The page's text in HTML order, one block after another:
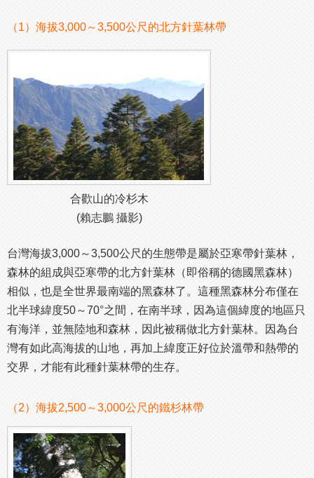
（1）海拔3,000～3,500公尺的北方針葉林帶
合歡山的冷杉木
(賴志鵬 攝影)
台灣海拔3,000～3,500公尺的生態帶是屬於亞寒帶針葉林，
森林的組成與亞寒帶的北方針葉林（即俗稱的德國黑森林）
相似，也是全世界最南端的黑森林了。這種黑森林分布僅在
北半球緯度50～70°之間，在南半球，因為這個緯度的地區只
有海洋，並無陸地和森林，因此被稱做北方針葉林。因為台
灣有如此高海拔的山地，再加上緯度正好位於溫帶和熱帶的
交界，才能有此種針葉林帶的生存。
（2）海拔2,500～3,000公尺的鐵杉林帶